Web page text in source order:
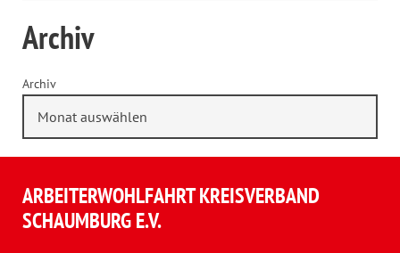
Archiv
Archiv
ARBEITERWOHLFAHRT KREISVERBAND
SCHAUMBURG E.V.